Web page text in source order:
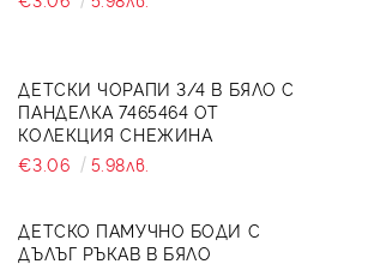
ДЕТСКИ ЧОРАПИ 3/4 В БЯЛО С
ПАНДЕЛКА 7465464 ОТ
КОЛЕКЦИЯ СНЕЖИНА
€3.06
5.98лв.
ДЕТСКО ПАМУЧНО БОДИ С
ДЪЛЪГ РЪКАВ В БЯЛО